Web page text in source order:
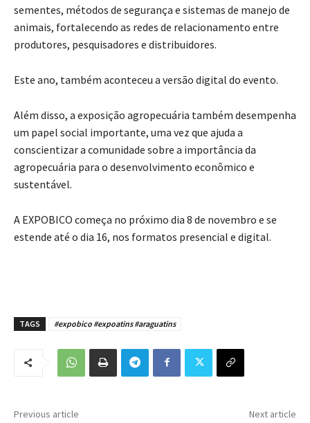
sementes, métodos de segurança e sistemas de manejo de
animais, fortalecendo as redes de relacionamento entre
produtores, pesquisadores e distribuidores.
Este ano, também aconteceu a versão digital do evento.
Além disso, a exposição agropecuária também desempenha
um papel social importante, uma vez que ajuda a
conscientizar a comunidade sobre a importância da
agropecuária para o desenvolvimento econômico e
sustentável.
A EXPOBICO começa no próximo dia 8 de novembro e se
estende até o dia 16, nos formatos presencial e digital.
TAGS #expobico #expoatins #araguatins
Previous article Next article